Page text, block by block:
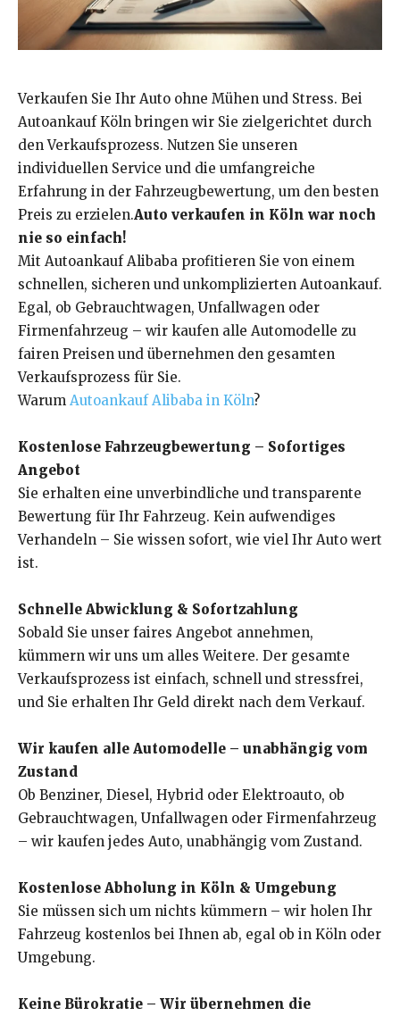
Verkaufen Sie Ihr Auto ohne Mühen und Stress. Bei
Autoankauf Köln bringen wir Sie zielgerichtet durch
den Verkaufsprozess. Nutzen Sie unseren
individuellen Service und die umfangreiche
Erfahrung in der Fahrzeugbewertung, um den besten
Preis zu erzielen.Auto verkaufen in Köln war noch
nie so einfach!
Mit Autoankauf Alibaba profitieren Sie von einem
schnellen, sicheren und unkomplizierten Autoankauf.
Egal, ob Gebrauchtwagen, Unfallwagen oder
Firmenfahrzeug – wir kaufen alle Automodelle zu
fairen Preisen und übernehmen den gesamten
Verkaufsprozess für Sie.
Warum Autoankauf Alibaba in Köln?
Kostenlose Fahrzeugbewertung – Sofortiges
Angebot
Sie erhalten eine unverbindliche und transparente
Bewertung für Ihr Fahrzeug. Kein aufwendiges
Verhandeln – Sie wissen sofort, wie viel Ihr Auto wert
ist.
Schnelle Abwicklung & Sofortzahlung
Sobald Sie unser faires Angebot annehmen,
kümmern wir uns um alles Weitere. Der gesamte
Verkaufsprozess ist einfach, schnell und stressfrei,
und Sie erhalten Ihr Geld direkt nach dem Verkauf.
Wir kaufen alle Automodelle – unabhängig vom
Zustand
Ob Benziner, Diesel, Hybrid oder Elektroauto, ob
Gebrauchtwagen, Unfallwagen oder Firmenfahrzeug
– wir kaufen jedes Auto, unabhängig vom Zustand.
Kostenlose Abholung in Köln & Umgebung
Sie müssen sich um nichts kümmern – wir holen Ihr
Fahrzeug kostenlos bei Ihnen ab, egal ob in Köln oder
Umgebung.
Keine Bürokratie – Wir übernehmen die